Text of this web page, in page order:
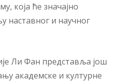
која ће значајно
наставног и научног
Ли Фан представља још
академске и културне